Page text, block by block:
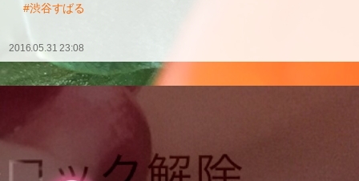
#渋谷すばる
2016.05.31 23:08